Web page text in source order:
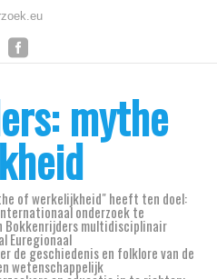
mythe
of werkelijkheid" heeft ten doel:
onderzoek te
Bokkenrijders multidisciplinair
Euregionaal
de geschiedenis en folklore van de
wetenschappelijk